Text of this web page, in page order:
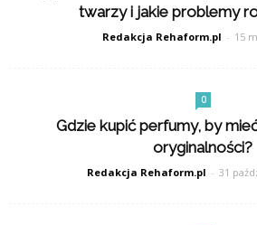
twarzy i jakie problemy
Redakcja Rehaform.pl - 15
0
Gdzie kupić perfumy, by
oryginalności?
Redakcja Rehaform.pl - 31